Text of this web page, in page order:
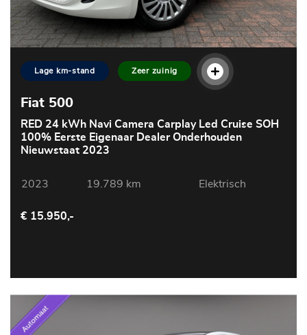
Lage km-stand Zeer zuinig
Fiat 500
RED 24 kWh Navi Camera Carplay Led Cruise SOH
100% Eerste Eigenaar Dealer Onderhouden
Nieuwstaat 2023
2023 19.789 km Elektrisch
€ 15.950,-